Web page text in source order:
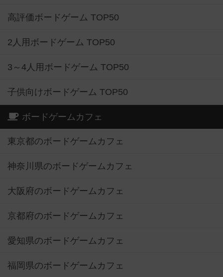
高評価ボードゲーム TOP50
2人用ボードゲーム TOP50
3～4人用ボードゲーム TOP50
子供向けボードゲーム TOP50
ボードゲームカフェ
東京都のボードゲームカフェ
神奈川県のボードゲームカフェ
大阪府のボードゲームカフェ
京都府のボードゲームカフェ
愛知県のボードゲームカフェ
福岡県のボードゲームカフェ